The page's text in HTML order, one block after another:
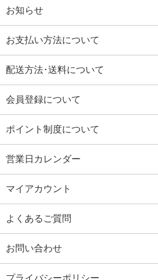
お知らせ
お支払い方法について
配送方法･送料について
会員登録について
ポイント制度について
営業日カレンダー
マイアカウント
よくあるご質問
お問い合わせ